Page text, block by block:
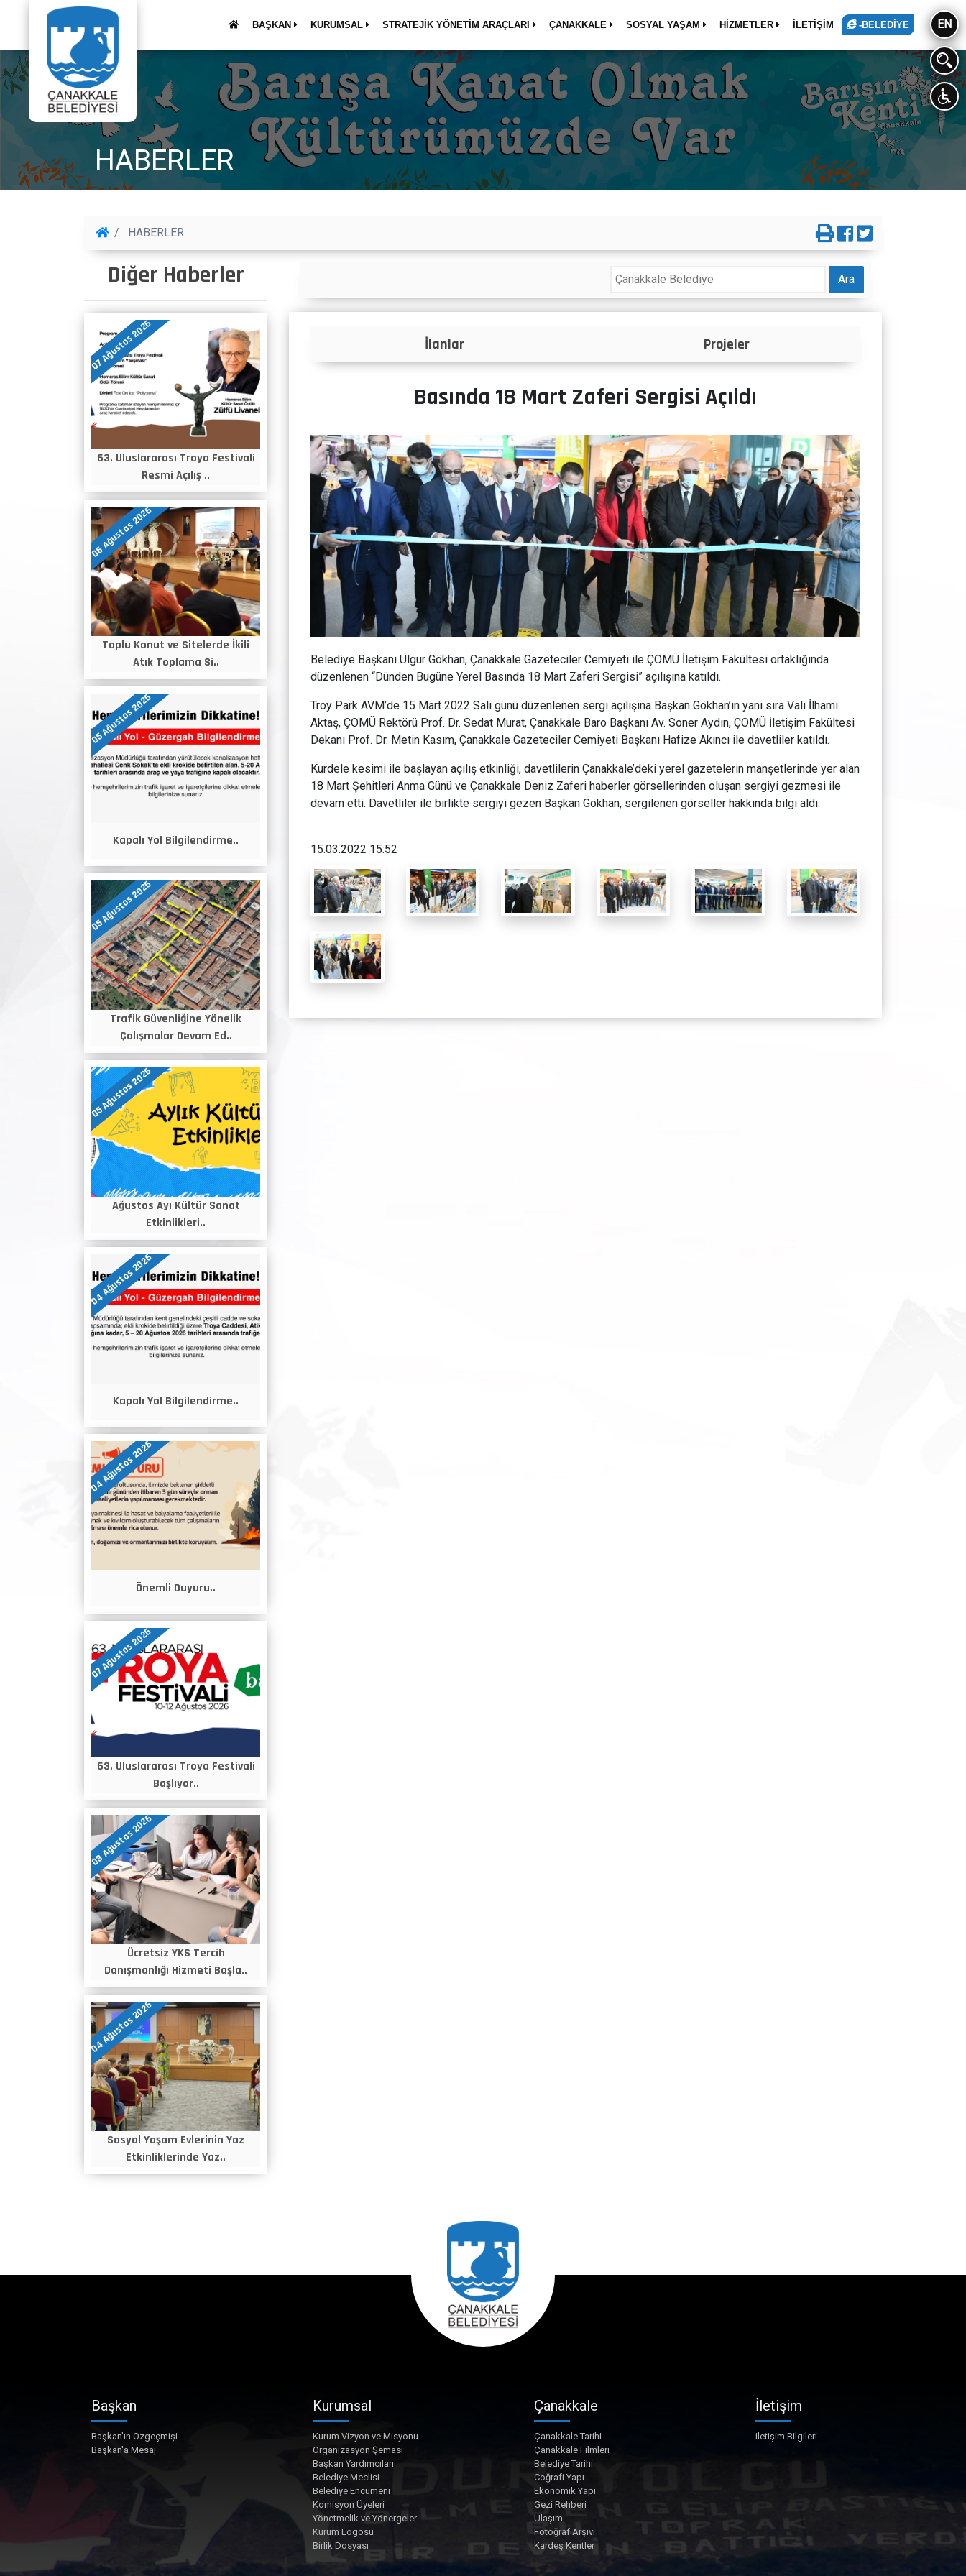
BAŞKAN KURUMSAL STRATEJİK YÖNETİM ARAÇLARI ÇANAKKALE SOSYAL YAŞAM HİZMETLER İLETİŞİM -BELEDİYE EN
HABERLER
HABERLER
Diğer Haberler
07 Ağustos 2026
63. Uluslararası Troya Festivali
Resmi Açılış ..
06 Ağustos 2026
Toplu Konut ve Sitelerde İkili
Atık Toplama Si..
05 Ağustos 2026
Kapalı Yol Bilgilendirme..
05 Ağustos 2026
Trafik Güvenliğine Yönelik
Çalışmalar Devam Ed..
05 Ağustos 2026
Ağustos Ayı Kültür Sanat
Etkinlikleri..
04 Ağustos 2026
Kapalı Yol Bilgilendirme..
04 Ağustos 2026
Önemli Duyuru..
07 Ağustos 2026
63. Uluslararası Troya Festivali
Başlıyor..
03 Ağustos 2026
Ücretsiz YKS Tercih
Danışmanlığı Hizmeti Başla..
04 Ağustos 2026
Sosyal Yaşam Evlerinin Yaz
Etkinliklerinde Yaz..
Ara
Duyurular İlanlar Projeler
Basında 18 Mart Zaferi Sergisi Açıldı
Belediye Başkanı Ülgür Gökhan, Çanakkale Gazeteciler Cemiyeti ile ÇOMÜ İletişim Fakültesi ortaklığında
düzenlenen “Dünden Bugüne Yerel Basında 18 Mart Zaferi Sergisi” açılışına katıldı.
Troy Park AVM’de 15 Mart 2022 Salı günü düzenlenen sergi açılışına Başkan Gökhan’ın yanı sıra Vali İlhami
Aktaş, ÇOMÜ Rektörü Prof. Dr. Sedat Murat, Çanakkale Baro Başkanı Av. Soner Aydın, ÇOMÜ İletişim Fakültesi
Dekanı Prof. Dr. Metin Kasım, Çanakkale Gazeteciler Cemiyeti Başkanı Hafize Akıncı ile davetliler katıldı.
Kurdele kesimi ile başlayan açılış etkinliği, davetlilerin Çanakkale’deki yerel gazetelerin manşetlerinde yer alan
18 Mart Şehitleri Anma Günü ve Çanakkale Deniz Zaferi haberler görsellerinden oluşan sergiyi gezmesi ile
devam etti. Davetliler ile birlikte sergiyi gezen Başkan Gökhan, sergilenen görseller hakkında bilgi aldı.
15.03.2022 15:52
Başkan
Başkan'ın Özgeçmişi
Başkan'a Mesaj
Kurumsal
Kurum Vizyon ve Misyonu
Organizasyon Şeması
Başkan Yardımcıları
Belediye Meclisi
Belediye Encümeni
Komisyon Üyeleri
Yönetmelik ve Yönergeler
Kurum Logosu
Birlik Dosyası
Çanakkale
Çanakkale Tarihi
Çanakkale Filmleri
Belediye Tarihi
Coğrafi Yapı
Ekonomik Yapı
Gezi Rehberi
Ulaşım
Fotoğraf Arşivi
Kardeş Kentler
İletişim
iletişim Bilgileri